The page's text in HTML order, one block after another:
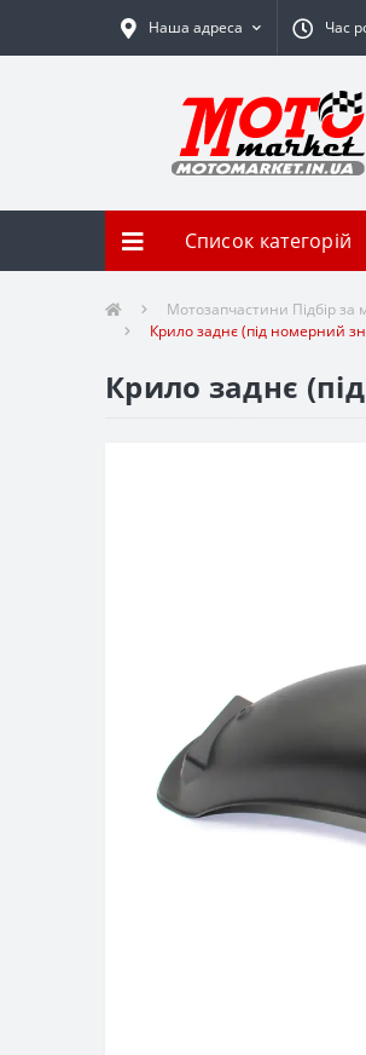
Наша адреса Час
Список категорій
Мотозапчастини Підбір за
Крило заднє (під номерний
Крило заднє